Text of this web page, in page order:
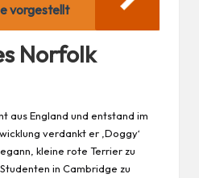
vorgestellt
Norfolk
aus England und entstand im
verdankt er ‚Doggy‘
kleine rote Terrier zu
in Cambridge zu